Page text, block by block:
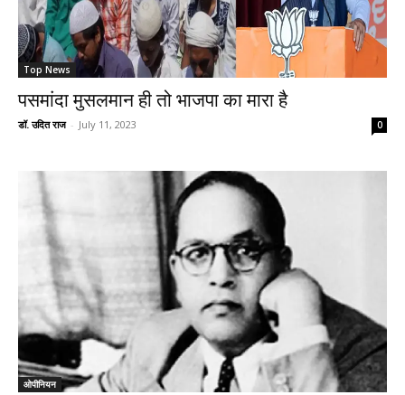
Top News
पसमांदा मुसलमान ही तो भाजपा का मारा है
डॉ. उदित राज - July 11, 2023 0
ओपीनियन